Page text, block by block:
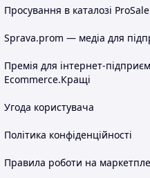
Просування в каталозі ProSale
Sprava.prom — медіа для
Премія для інтернет-
Ecommerce.Кращі
Угода користувача
Політика конфіденційності
Правила роботи на